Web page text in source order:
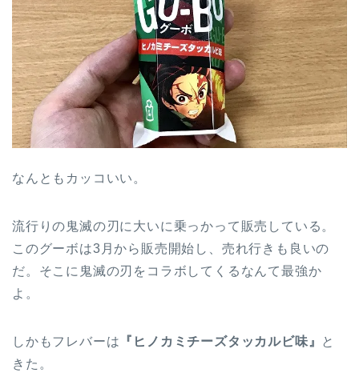
なんともカッコいい。
流行りの鬼滅の刃に大いに乗っかって販売している。
このグーボは3月から販売開始し、売れ行きも良いの
だ。そこに鬼滅の刃をコラボしてくるなんて最強か
よ。
しかもフレバーは 『ヒノカミチーズタッカルビ味』
と
きた。